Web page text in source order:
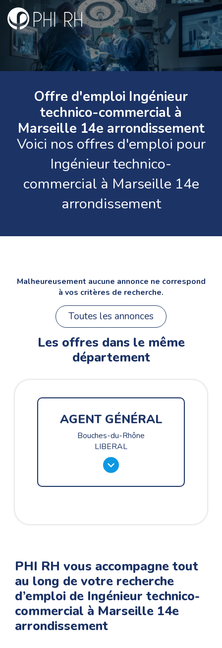
Offre d'emploi Ingénieur
technico-commercial à
Marseille 14e arrondissement
Voici nos offres d'emploi pour
Ingénieur technico-
commercial à Marseille 14e
arrondissement
Malheureusement aucune annonce ne correspond
à vos critères de recherche.
Toutes les annonces
Les offres dans le même
département
AGENT GÉNÉRAL
Bouches-du-Rhône
LIBERAL
PHI RH vous accompagne tout
au long de votre recherche
d’emploi de Ingénieur technico-
commercial à Marseille 14e
arrondissement